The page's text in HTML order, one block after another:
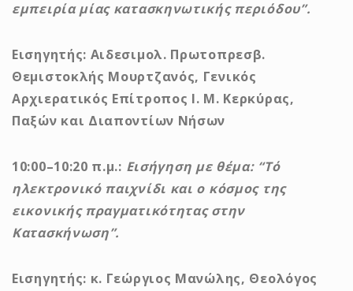
εμπειρία μίας κατασκηνωτικής περιόδου”.
Εισηγητής: Αιδεσιμολ. Πρωτοπρεσβ.
Θεμιστοκλής Μουρτζανός, Γενικός
Αρχιερατικός Επίτροπος Ι. Μ. Κερκύρας,
Παξών και Διαποντίων Νήσων
10:00–10:20 π.μ.: Εισήγηση με θέμα: “Τό
ηλεκτρονικό παιχνίδι και ο κόσμος της
εικονικής πραγματικότητας στην
Κατασκήνωση”.
Εισηγητής: κ. Γεώργιος Μανώλης, Θεολόγος